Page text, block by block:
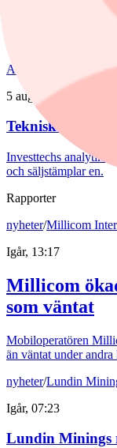
Bredden är
guldklimpar
panerade
Aktieanalys
teknisk-
5 augusti, 09:21
Teknisk analys:
Investtechs
och säljstämplar en.
Rapporter
nyheter/Millicom
Igår, 13:17
Millicom
som väntat
Mobiloperatören
än väntat under andra
nyheter/Lundin
Igår, 07:23
Lundin Minings